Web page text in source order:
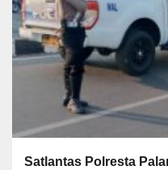
Satlantas Polresta